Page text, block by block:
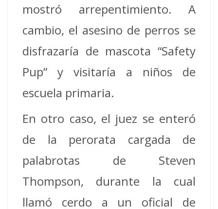
mostró arrepentimiento. A
cambio, el asesino de perros se
disfrazaría de mascota “Safety
Pup” y visitaría a niños de
escuela primaria.
En otro caso, el juez se enteró
de la perorata cargada de
palabrotas de Steven
Thompson, durante la cual
llamó cerdo a un oficial de